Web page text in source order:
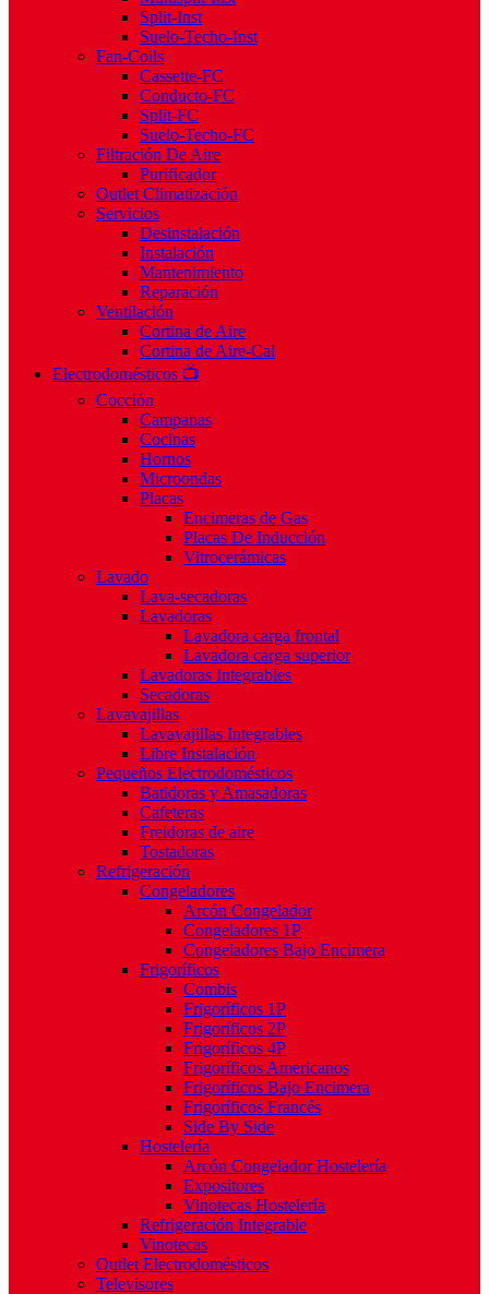
Split-Inst
Suelo-Techo-Inst
Fan-Coils
Cassette-FC
Conducto-FC
Split-FC
Suelo-Techo-FC
Filtración De Aire
Purificador
Outlet Climatización
Servicios
Desinstalación
Instalación
Mantenimiento
Reparación
Ventilación
Cortina de Aire
Cortina de Aire-Cal
Electrodomésticos 📺
Cocción
Campanas
Cocinas
Hornos
Microondas
Placas
Encimeras de Gas
Placas De Inducción
Vitrocerámicas
Lavado
Lava-secadoras
Lavadoras
Lavadora carga frontal
Lavadora carga superior
Lavadoras Integrables
Secadoras
Lavavajillas
Lavavajillas Integrables
Libre Instalación
Pequeños Electrodomésticos
Batidoras y Amasadoras
Cafeteras
Freidoras de aire
Tostadoras
Refrigeración
Congeladores
Arcón Congelador
Congeladores 1P
Congeladores Bajo Encimera
Frigoríficos
Combis
Frigoríficos 1P
Frigoríficos 2P
Frigoríficos 4P
Frigoríficos Americanos
Frigoríficos Bajo Encimera
Frigoríficos Francés
Side By Side
Hostelería
Arcón Congelador Hostelería
Expositores
Vinotecas Hostelería
Refrigeración Integrable
Vinotecas
Outlet Electrodomésticos
Televisores